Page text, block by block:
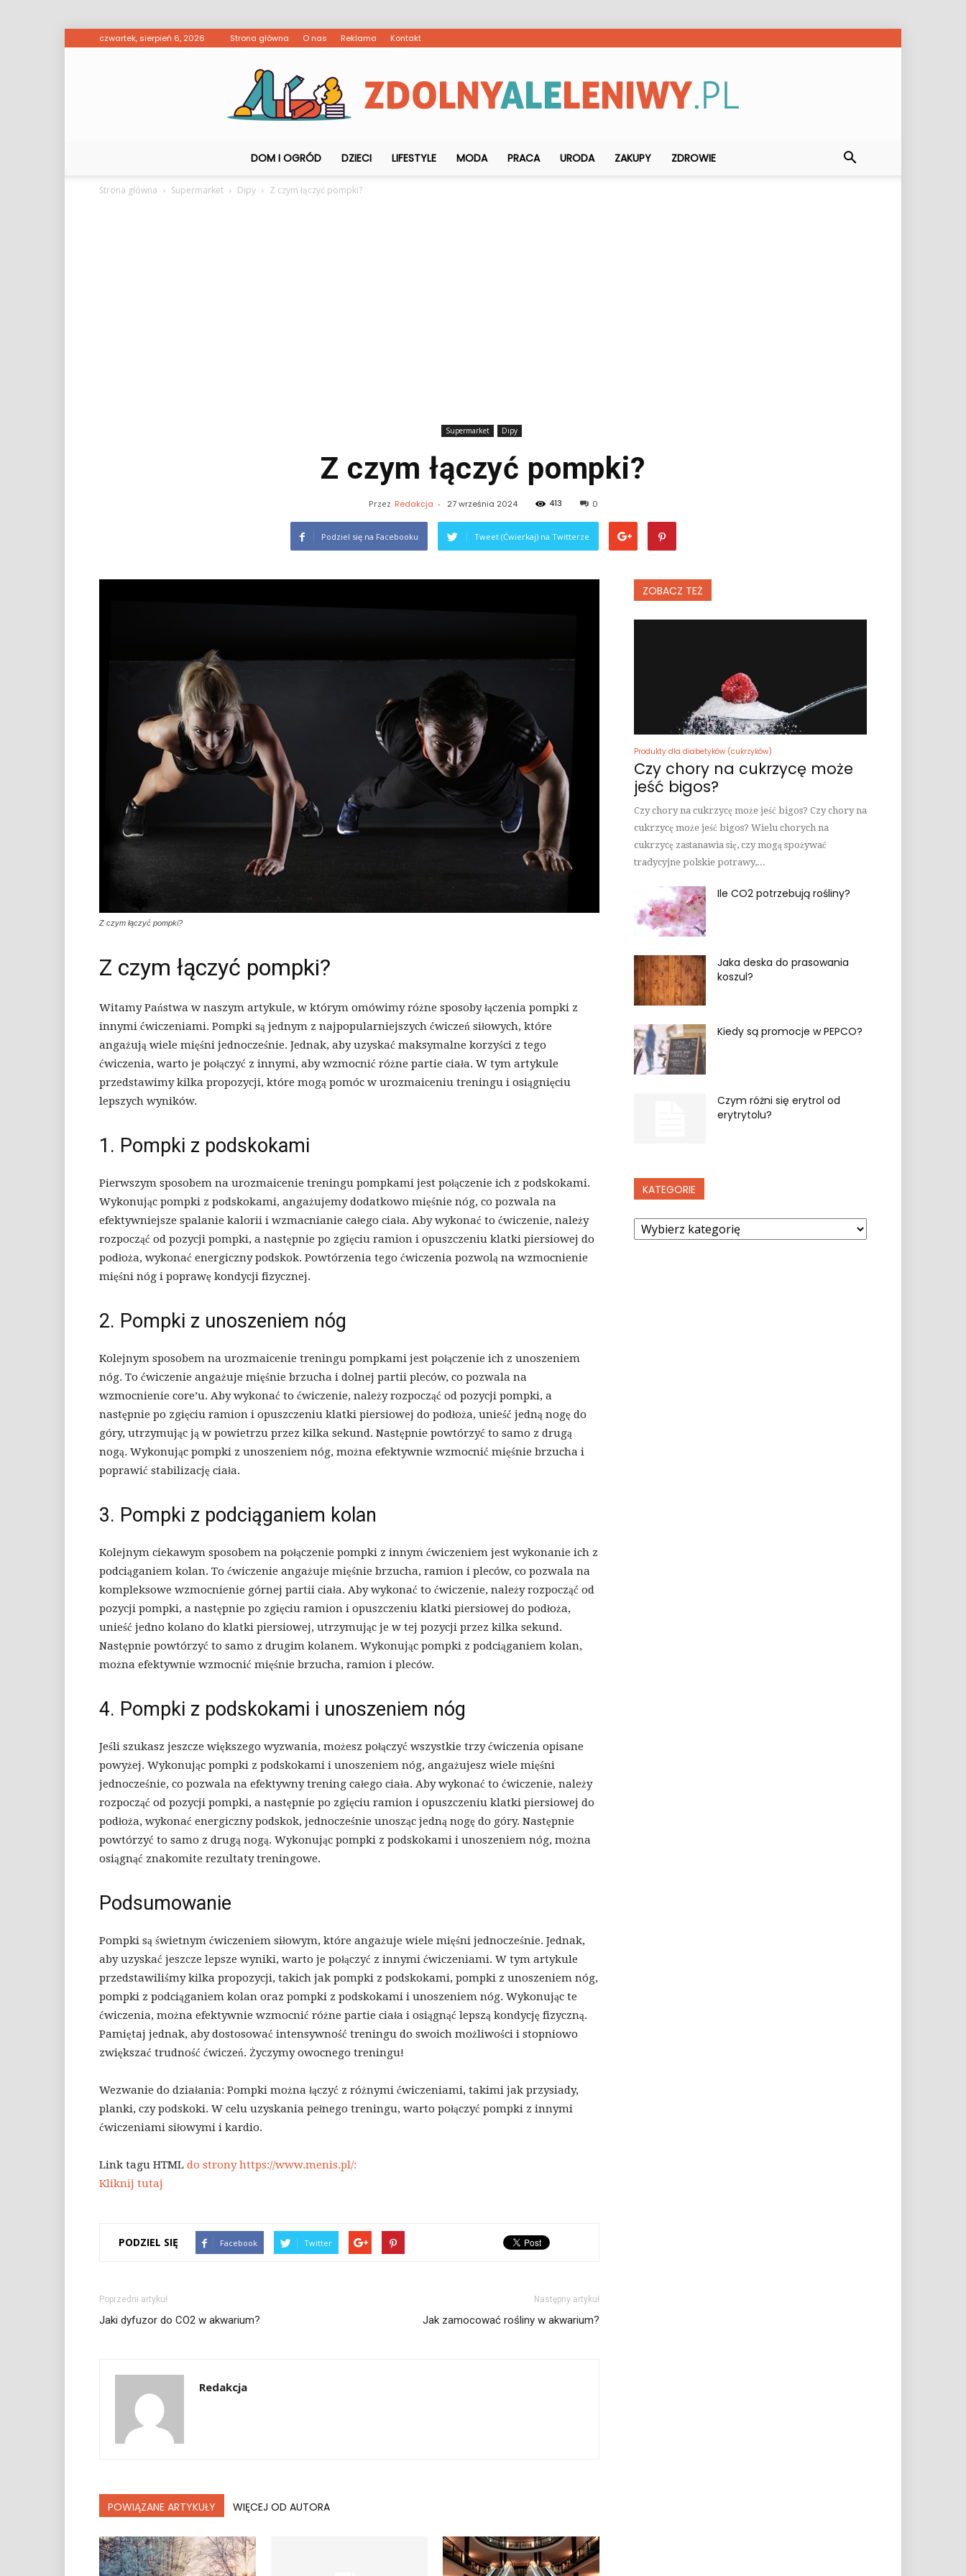
czwartek, sierpień 6, 2026 Strona główna O nas Reklama Kontakt
ZdolnyAleLeniwy.pl
DOM I OGRÓD DZIECI LIFESTYLE MODA PRACA URODA ZAKUPY ZDROWIE
Strona główna Supermarket Dipy Z czym łączyć pompki?
Supermarket Dipy
Z czym łączyć pompki?
Przez Redakcja - 27 września 2024 413 0
Podziel się na Facebooku Tweet (Ćwierkaj) na Twitterze
Z czym łączyć pompki?
Z czym łączyć pompki?
Witamy Państwa w naszym artykule, w którym omówimy różne sposoby łączenia pompki z
innymi ćwiczeniami. Pompki są jednym z najpopularniejszych ćwiczeń siłowych, które
angażują wiele mięśni jednocześnie. Jednak, aby uzyskać maksymalne korzyści z tego
ćwiczenia, warto je połączyć z innymi, aby wzmocnić różne partie ciała. W tym artykule
przedstawimy kilka propozycji, które mogą pomóc w urozmaiceniu treningu i osiągnięciu
lepszych wyników.
1. Pompki z podskokami
Pierwszym sposobem na urozmaicenie treningu pompkami jest połączenie ich z podskokami.
Wykonując pompki z podskokami, angażujemy dodatkowo mięśnie nóg, co pozwala na
efektywniejsze spalanie kalorii i wzmacnianie całego ciała. Aby wykonać to ćwiczenie, należy
rozpocząć od pozycji pompki, a następnie po zgięciu ramion i opuszczeniu klatki piersiowej do
podłoża, wykonać energiczny podskok. Powtórzenia tego ćwiczenia pozwolą na wzmocnienie
mięśni nóg i poprawę kondycji fizycznej.
2. Pompki z unoszeniem nóg
Kolejnym sposobem na urozmaicenie treningu pompkami jest połączenie ich z unoszeniem
nóg. To ćwiczenie angażuje mięśnie brzucha i dolnej partii pleców, co pozwala na
wzmocnienie core’u. Aby wykonać to ćwiczenie, należy rozpocząć od pozycji pompki, a
następnie po zgięciu ramion i opuszczeniu klatki piersiowej do podłoża, unieść jedną nogę do
góry, utrzymując ją w powietrzu przez kilka sekund. Następnie powtórzyć to samo z drugą
nogą. Wykonując pompki z unoszeniem nóg, można efektywnie wzmocnić mięśnie brzucha i
poprawić stabilizację ciała.
3. Pompki z podciąganiem kolan
Kolejnym ciekawym sposobem na połączenie pompki z innym ćwiczeniem jest wykonanie ich z
podciąganiem kolan. To ćwiczenie angażuje mięśnie brzucha, ramion i pleców, co pozwala na
kompleksowe wzmocnienie górnej partii ciała. Aby wykonać to ćwiczenie, należy rozpocząć od
pozycji pompki, a następnie po zgięciu ramion i opuszczeniu klatki piersiowej do podłoża,
unieść jedno kolano do klatki piersiowej, utrzymując je w tej pozycji przez kilka sekund.
Następnie powtórzyć to samo z drugim kolanem. Wykonując pompki z podciąganiem kolan,
można efektywnie wzmocnić mięśnie brzucha, ramion i pleców.
4. Pompki z podskokami i unoszeniem nóg
Jeśli szukasz jeszcze większego wyzwania, możesz połączyć wszystkie trzy ćwiczenia opisane
powyżej. Wykonując pompki z podskokami i unoszeniem nóg, angażujesz wiele mięśni
jednocześnie, co pozwala na efektywny trening całego ciała. Aby wykonać to ćwiczenie, należy
rozpocząć od pozycji pompki, a następnie po zgięciu ramion i opuszczeniu klatki piersiowej do
podłoża, wykonać energiczny podskok, jednocześnie unosząc jedną nogę do góry. Następnie
powtórzyć to samo z drugą nogą. Wykonując pompki z podskokami i unoszeniem nóg, można
osiągnąć znakomite rezultaty treningowe.
Podsumowanie
Pompki są świetnym ćwiczeniem siłowym, które angażuje wiele mięśni jednocześnie. Jednak,
aby uzyskać jeszcze lepsze wyniki, warto je połączyć z innymi ćwiczeniami. W tym artykule
przedstawiliśmy kilka propozycji, takich jak pompki z podskokami, pompki z unoszeniem nóg,
pompki z podciąganiem kolan oraz pompki z podskokami i unoszeniem nóg. Wykonując te
ćwiczenia, można efektywnie wzmocnić różne partie ciała i osiągnąć lepszą kondycję fizyczną.
Pamiętaj jednak, aby dostosować intensywność treningu do swoich możliwości i stopniowo
zwiększać trudność ćwiczeń. Życzymy owocnego treningu!
Wezwanie do działania: Pompki można łączyć z różnymi ćwiczeniami, takimi jak przysiady,
planki, czy podskoki. W celu uzyskania pełnego treningu, warto połączyć pompki z innymi
ćwiczeniami siłowymi i kardio.
Link tagu HTML do strony https://www.menis.pl/:
Kliknij tutaj
PODZIEL SIĘ Facebook Twitter
Poprzedni artykuł
Jaki dyfuzor do CO2 w akwarium?
Następny artykuł
Jak zamocować rośliny w akwarium?
Redakcja
POWIĄZANE ARTYKUŁY WIĘCEJ OD AUTORA
ZOBACZ TEŻ
Produkty dla diabetyków (cukrzyków)
Czy chory na cukrzycę może
jeść bigos?
Czy chory na cukrzycę może jeść bigos? Czy chory na
cukrzycę może jeść bigos? Wielu chorych na
cukrzycę zastanawia się, czy mogą spożywać
tradycyjne polskie potrawy,...
Ile CO2 potrzebują rośliny?
Jaka deska do prasowania
koszul?
Kiedy są promocje w PEPCO?
Czym różni się erytrol od
erytrytolu?
KATEGORIE
Kategorie